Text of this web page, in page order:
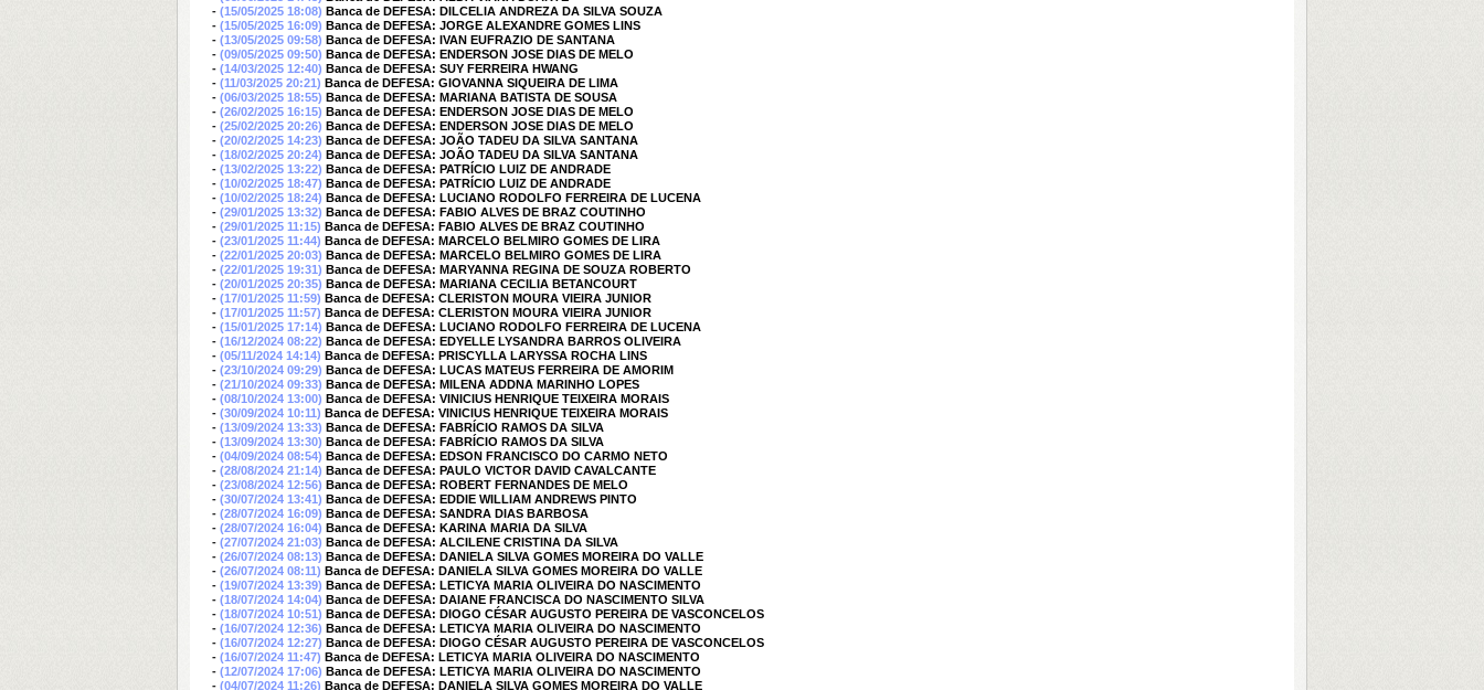
- (15/05/2025 18:08) Banca de DEFESA: DILCELIA ANDREZA DA SILVA SOUZA
- (15/05/2025 16:09) Banca de DEFESA: JORGE ALEXANDRE GOMES LINS
- (13/05/2025 09:58) Banca de DEFESA: IVAN EUFRAZIO DE SANTANA
- (09/05/2025 09:50) Banca de DEFESA: ENDERSON JOSE DIAS DE MELO
- (14/03/2025 12:40) Banca de DEFESA: SUY FERREIRA HWANG
- (11/03/2025 20:21) Banca de DEFESA: GIOVANNA SIQUEIRA DE LIMA
- (06/03/2025 18:55) Banca de DEFESA: MARIANA BATISTA DE SOUSA
- (26/02/2025 16:15) Banca de DEFESA: ENDERSON JOSE DIAS DE MELO
- (25/02/2025 20:26) Banca de DEFESA: ENDERSON JOSE DIAS DE MELO
- (20/02/2025 14:23) Banca de DEFESA: JOÃO TADEU DA SILVA SANTANA
- (18/02/2025 20:24) Banca de DEFESA: JOÃO TADEU DA SILVA SANTANA
- (13/02/2025 13:22) Banca de DEFESA: PATRÍCIO LUIZ DE ANDRADE
- (10/02/2025 18:47) Banca de DEFESA: PATRÍCIO LUIZ DE ANDRADE
- (10/02/2025 18:24) Banca de DEFESA: LUCIANO RODOLFO FERREIRA DE LUCENA
- (29/01/2025 13:32) Banca de DEFESA: FABIO ALVES DE BRAZ COUTINHO
- (29/01/2025 11:15) Banca de DEFESA: FABIO ALVES DE BRAZ COUTINHO
- (23/01/2025 11:44) Banca de DEFESA: MARCELO BELMIRO GOMES DE LIRA
- (22/01/2025 20:03) Banca de DEFESA: MARCELO BELMIRO GOMES DE LIRA
- (22/01/2025 19:31) Banca de DEFESA: MARYANNA REGINA DE SOUZA ROBERTO
- (20/01/2025 20:35) Banca de DEFESA: MARIANA CECILIA BETANCOURT
- (17/01/2025 11:59) Banca de DEFESA: CLERISTON MOURA VIEIRA JUNIOR
- (17/01/2025 11:57) Banca de DEFESA: CLERISTON MOURA VIEIRA JUNIOR
- (15/01/2025 17:14) Banca de DEFESA: LUCIANO RODOLFO FERREIRA DE LUCENA
- (16/12/2024 08:22) Banca de DEFESA: EDYELLE LYSANDRA BARROS OLIVEIRA
- (05/11/2024 14:14) Banca de DEFESA: PRISCYLLA LARYSSA ROCHA LINS
- (23/10/2024 09:29) Banca de DEFESA: LUCAS MATEUS FERREIRA DE AMORIM
- (21/10/2024 09:33) Banca de DEFESA: MILENA ADDNA MARINHO LOPES
- (08/10/2024 13:00) Banca de DEFESA: VINICIUS HENRIQUE TEIXEIRA MORAIS
- (30/09/2024 10:11) Banca de DEFESA: VINICIUS HENRIQUE TEIXEIRA MORAIS
- (13/09/2024 13:33) Banca de DEFESA: FABRÍCIO RAMOS DA SILVA
- (13/09/2024 13:30) Banca de DEFESA: FABRÍCIO RAMOS DA SILVA
- (04/09/2024 08:54) Banca de DEFESA: EDSON FRANCISCO DO CARMO NETO
- (28/08/2024 21:14) Banca de DEFESA: PAULO VICTOR DAVID CAVALCANTE
- (23/08/2024 12:56) Banca de DEFESA: ROBERT FERNANDES DE MELO
- (30/07/2024 13:41) Banca de DEFESA: EDDIE WILLIAM ANDREWS PINTO
- (28/07/2024 16:09) Banca de DEFESA: SANDRA DIAS BARBOSA
- (28/07/2024 16:04) Banca de DEFESA: KARINA MARIA DA SILVA
- (27/07/2024 21:03) Banca de DEFESA: ALCILENE CRISTINA DA SILVA
- (26/07/2024 08:13) Banca de DEFESA: DANIELA SILVA GOMES MOREIRA DO VALLE
- (26/07/2024 08:11) Banca de DEFESA: DANIELA SILVA GOMES MOREIRA DO VALLE
- (19/07/2024 13:39) Banca de DEFESA: LETICYA MARIA OLIVEIRA DO NASCIMENTO
- (18/07/2024 14:04) Banca de DEFESA: DAIANE FRANCISCA DO NASCIMENTO SILVA
- (18/07/2024 10:51) Banca de DEFESA: DIOGO CÉSAR AUGUSTO PEREIRA DE VASCONCELOS
- (16/07/2024 12:36) Banca de DEFESA: LETICYA MARIA OLIVEIRA DO NASCIMENTO
- (16/07/2024 12:27) Banca de DEFESA: DIOGO CÉSAR AUGUSTO PEREIRA DE VASCONCELOS
- (16/07/2024 11:47) Banca de DEFESA: LETICYA MARIA OLIVEIRA DO NASCIMENTO
- (12/07/2024 17:06) Banca de DEFESA: LETICYA MARIA OLIVEIRA DO NASCIMENTO
- (04/07/2024 11:26) Banca de DEFESA: DANIELA SILVA GOMES MOREIRA DO VALLE